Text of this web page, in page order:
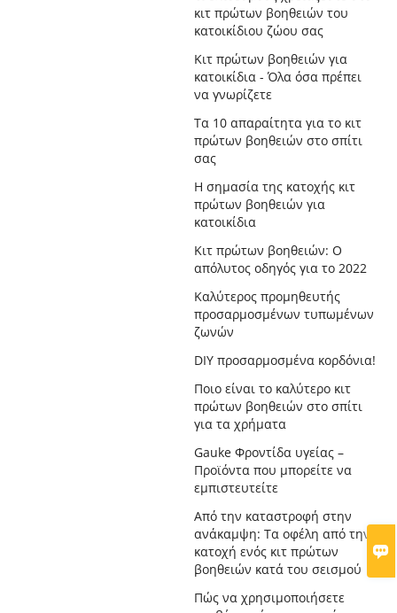

κιτ πρώτων βοηθειών του
κατοικίδιου ζώου σας
Κιτ πρώτων βοηθειών για
κατοικίδια - Όλα όσα πρέπει
να γνωρίζετε
Τα 10 απαραίτητα για το κιτ
πρώτων βοηθειών στο σπίτι
σας
Η σημασία της κατοχής κιτ
πρώτων βοηθειών για
κατοικίδια
Κιτ πρώτων βοηθειών: Ο
απόλυτος οδηγός για το 2022
Καλύτερος προμηθευτής
προσαρμοσμένων τυπωμένων
ζωνών
DIY προσαρμοσμένα κορδόνια!
Ποιο είναι το καλύτερο κιτ
πρώτων βοηθειών στο σπίτι
για τα χρήματα
Gauke Φροντίδα υγείας –
Προϊόντα που μπορείτε να
εμπιστευτείτε
Από την καταστροφή στην
ανάκαμψη: Τα οφέλη από την
κατοχή ενός κιτ πρώτων
βοηθειών κατά του σεισμού
Πώς να χρησιμοποιήσετε